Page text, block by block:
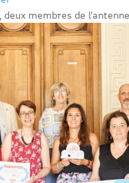
membres de